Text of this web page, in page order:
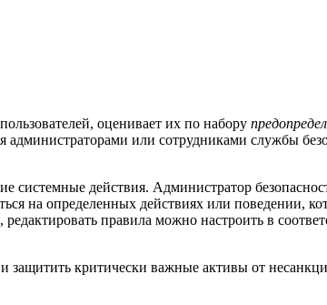
оценивает их по набору
или сотрудниками службы
системные действия. Администратор
на определенных действиях или поведении,
, редактировать правила можно настроить в
критически важные активы от